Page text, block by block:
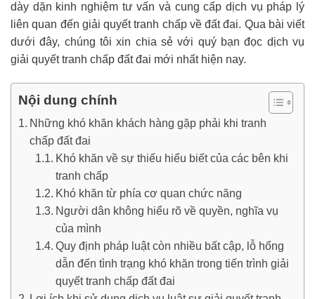
dày dặn kinh nghiệm tư vấn và cung cấp dịch vụ pháp lý
liên quan đến giải quyết tranh chấp về đất đai. Qua bài viết
dưới đây, chúng tôi xin chia sẻ với quý bạn đọc dịch vụ
giải quyết tranh chấp đất đai mới nhất hiện nay.
Nội dung chính
Những khó khăn khách hàng gặp phải khi tranh
chấp đất đai
Khó khăn về sự thiếu hiểu biết của các bên khi
tranh chấp
Khó khăn từ phía cơ quan chức năng
Người dân không hiểu rõ về quyền, nghĩa vụ
của mình
Quy định pháp luật còn nhiều bất cập, lỗ hổng
dẫn đến tình trạng khó khăn trong tiến trình giải
quyết tranh chấp đất đai